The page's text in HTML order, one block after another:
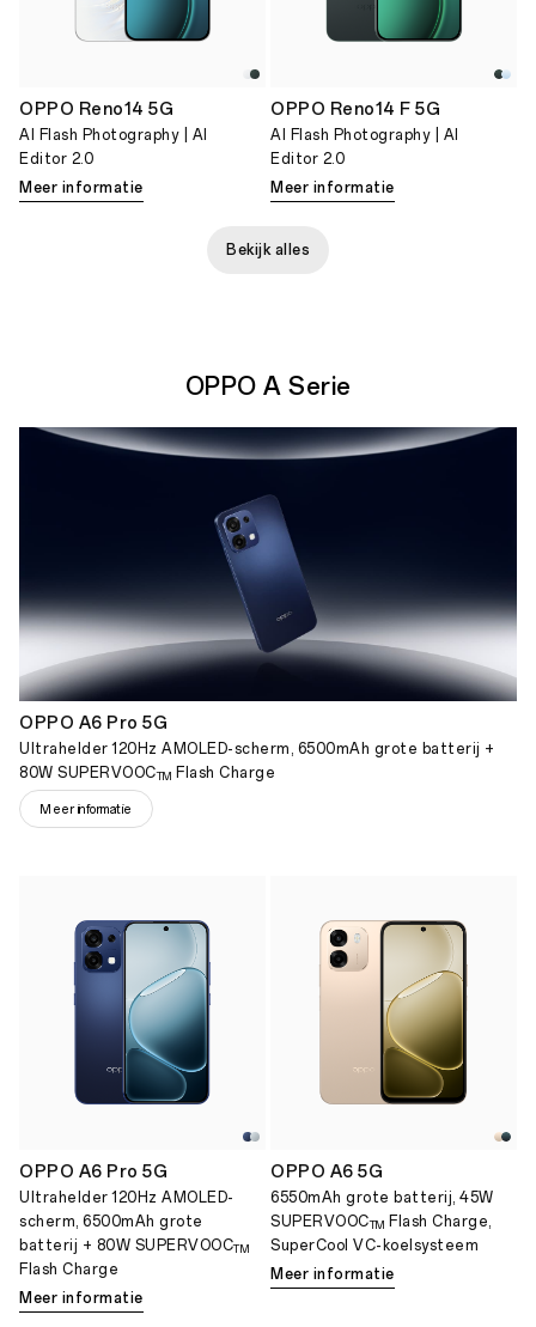
OPPO Reno14 5G
Al Flash Photography | Al
Editor 2.0
Meer informatie
OPPO Reno14 F 5G
Al Flash Photography | Al
Editor 2.0
Meer informatie
Bekijk alles
OPPO A Serie
OPPO A6 Pro 5G
Ultrahelder 120Hz AMOLED-scherm, 6500mAh grote batterij +
80W SUPERVOOCTM Flash Charge
Meer informatie
OPPO A6 Pro 5G
Ultrahelder 120Hz AMOLED-
scherm, 6500mAh grote
batterij + 80W SUPERVOOCTM
Flash Charge
Meer informatie
OPPO A6 5G
6550mAh grote batterij, 45W
SUPERVOOCTM Flash Charge,
SuperCool VC-koelsysteem
Meer informatie